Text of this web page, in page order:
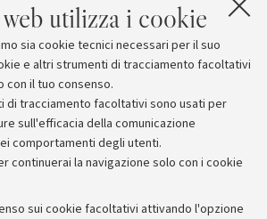
utilizza i cookie
sia cookie tecnici necessari per il suo
e altri strumenti di tracciamento facoltativi
il tuo consenso.
di tracciamento facoltativi sono usati per
sull'efficacia della comunicazione
comportamenti degli utenti.
continuerai la navigazione solo con i cookie
sui cookie facoltativi attivando l'opzione
Society
Archivio